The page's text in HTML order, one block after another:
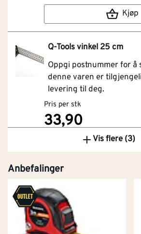
Kjøp
Q-Tools vinkel 25 cm
Oppgi postnummer for å
denne varen er
levering til deg.
Pris per stk
33,90
Vis flere (3)
Anbefalinger